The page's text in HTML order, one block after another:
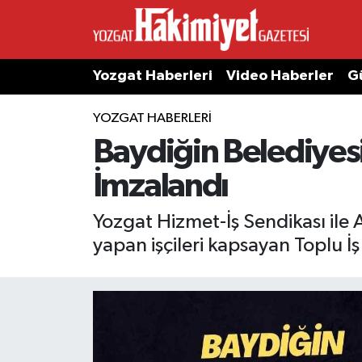
Yozgat Haberleri Video Haberler
YOZGAT HABERLERI
Baydiğin
İmzalandı
Yozgat Hizmet-İş Sendikası ile
yapan işçileri kapsayan Toplu